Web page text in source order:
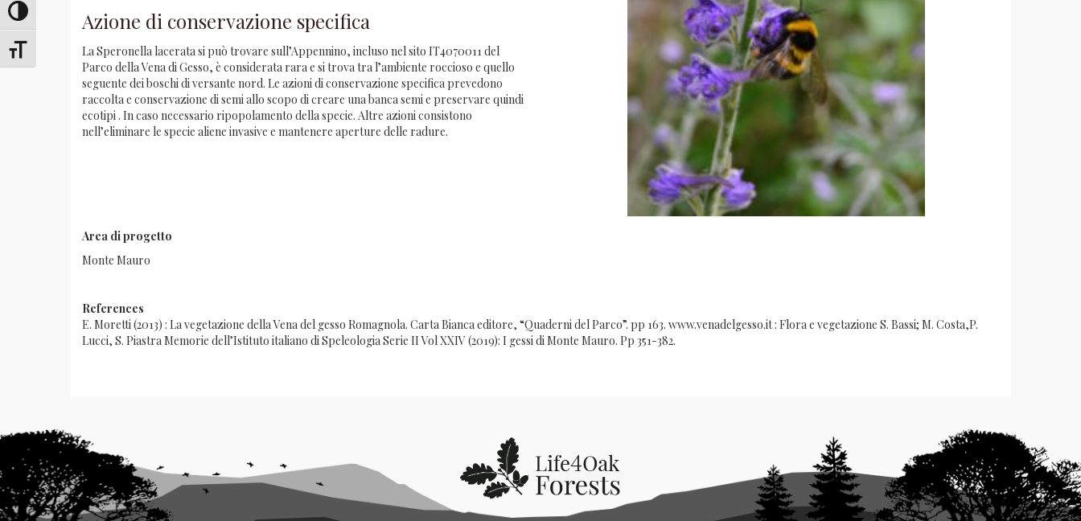
Attiva/disattiva alto contrasto
Attiva/disattiva dimensione testo
Azione di conservazione specifica
La Speronella lacerata si può trovare sull’Appennino, incluso nel sito IT4070011 del
Parco della Vena di Gesso, è considerata rara e si trova tra l’ambiente roccioso e quello
seguente dei boschi di versante nord. Le azioni di conservazione specifica prevedono
raccolta e conservazione di semi allo scopo di creare una banca semi e preservare quindi
ecotipi . In caso necessario ripopolamento della specie. Altre azioni consistono
nell’eliminare le specie aliene invasive e mantenere aperture delle radure.
Area di progetto
Monte Mauro
References
E. Moretti (2013) : La vegetazione della Vena del gesso Romagnola. Carta Bianca editore, “Quaderni del Parco”. pp 163. www.venadelgesso.it : Flora e vegetazione S. Bassi; M. Costa,P.
Lucci, S. Piastra Memorie dell’Istituto italiano di Speleologia Serie II Vol XXIV (2019): I gessi di Monte Mauro. Pp 351-382.